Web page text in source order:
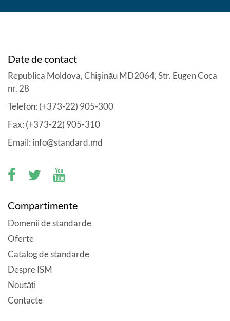
Date de contact
Republica Moldova, Chişinău MD2064, Str. Eugen Coca
nr. 28
Telefon: (+373-22) 905-300
Fax: (+373-22) 905-310
Email: info@standard.md
Compartimente
Domenii de standarde
Oferte
Catalog de standarde
Despre ISM
Noutăți
Contacte